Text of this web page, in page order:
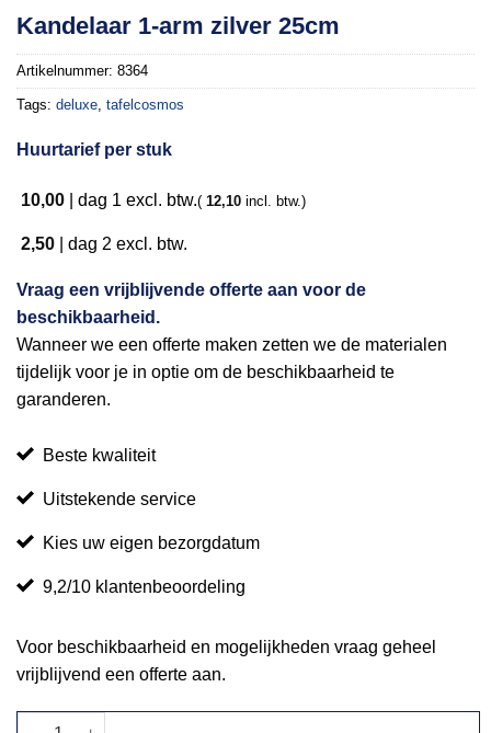
verlanglijst
Kandelaar 1-arm zilver 25cm
Artikelnummer: 8364
Tags: deluxe tafelcosmos
Huurtarief per stuk
10,00 dag 1 excl. btw.( 12,10 incl. btw.)
2,50 dag 2 excl. btw.
Vraag een vrijblijvende offerte aan voor de
beschikbaarheid.
Wanneer we een offerte maken zetten we de materialen
tijdelijk voor je in optie om de beschikbaarheid te
garanderen.
Beste kwaliteit
Uitstekende service
Kies uw eigen bezorgdatum
9,2/10 klantenbeoordeling
Voor beschikbaarheid en mogelijkheden vraag geheel
vrijblijvend een offerte aan.
Kandelaar 1-arm zilver 25cm aantal